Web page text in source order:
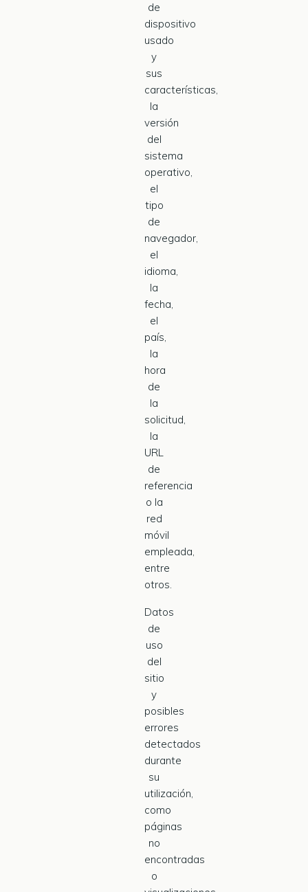
de
dispositivo
usado
y
sus
características,
la
versión
del
sistema
operativo,
el
tipo
de
navegador,
el
idioma,
la
fecha,
el
país,
la
hora
de
la
solicitud,
la
URL
de
referencia
o la
red
móvil
empleada,
entre
otros.
Datos
de
uso
del
sitio
y
posibles
errores
detectados
durante
su
utilización,
como
páginas
no
encontradas
o